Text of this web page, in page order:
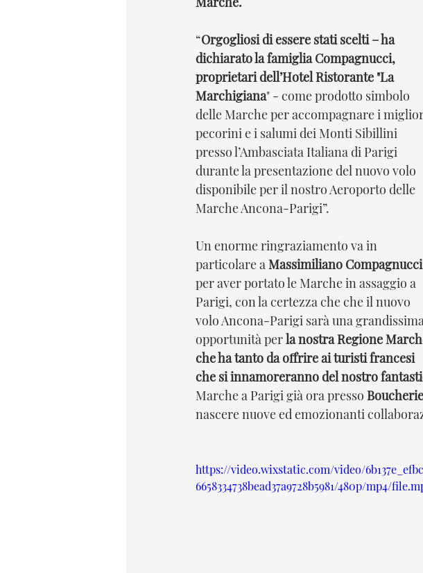
“Orgogliosi di essere stati scelti – ha
dichiarato la famiglia Compagnucci,
proprietari dell’Hotel Ristorante "La
Marchigiana" - come prodotto simbolo
delle Marche per accompagnare i
pecorini e i salumi dei Monti Sibillini
presso l’Ambasciata Italiana di Parigi
durante la presentazione del nuovo volo
disponibile per il nostro Aeroporto delle
Marche Ancona-Parigi”.
Un enorme ringraziamento va in
particolare a Massimiliano Compagnucci
per aver portato le Marche in assaggio a
Parigi, con la certezza che che il nuovo
volo Ancona-Parigi sarà una
opportunità per la nostra Regione
che ha tanto da offrire ai turisti francesi
che si innamoreranno del nostro
Marche a Parigi già ora presso
nascere nuove ed emozionanti
https://video.wixstatic.com/video/
6658334738bead37a9728b5981/480p/mp4/